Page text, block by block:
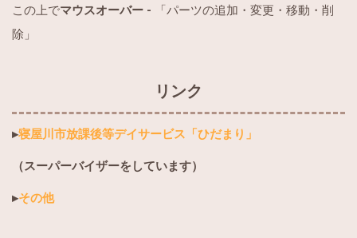
この上でマウスオーバー -
「パーツの追加・変更・移動・削
除」
リンク
▸寝屋川市放課後等デイサービス「ひだまり」
（スーパーバイザーをしています）
▸その他